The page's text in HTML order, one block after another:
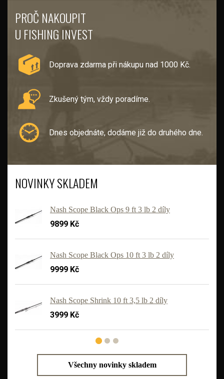
PROČ NAKOUPIT
U FISHING INVEST
Doprava zdarma při nákupu nad 1000 Kč.
Zkušený tým, vždy poradíme.
Dnes objednáte, dodáme již do druhého dne.
NOVINKY SKLADEM
Nash Scope Black Ops 9 ft 3 lb 2 díly
9899 Kč
Nash Scope Black Ops 10 ft 3 lb 2 díly
9999 Kč
Nash Scope Shrink 10 ft 3,5 lb 2 díly
3999 Kč
Všechny novinky skladem